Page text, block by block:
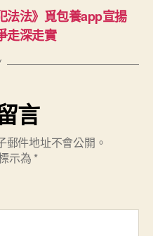
法法》覓包養app宣揚
走深走實
言
郵件地址不會公開。
示為 *